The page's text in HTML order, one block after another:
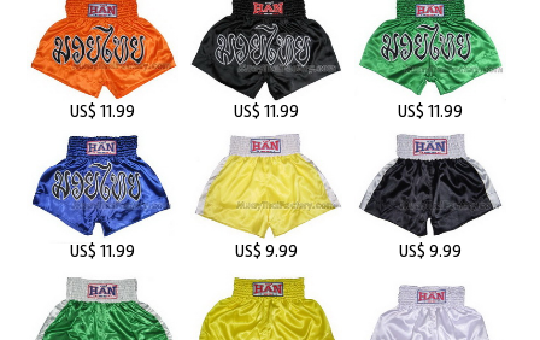
US$ 11.99 US$ 11.99 US$ 11.99
US$ 11.99 US$ 9.99 US$ 9.99